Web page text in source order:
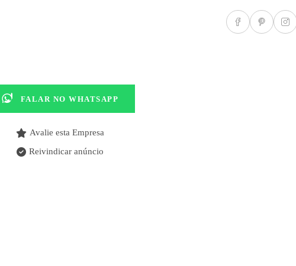
FALAR NO WHATSAPP
Avalie esta Empresa
Reivindicar anúncio